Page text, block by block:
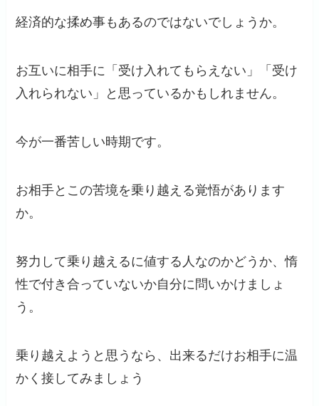
経済的な揉め事もあるのではないでしょうか。
お互いに相手に「受け入れてもらえない」「受け
入れられない」と思っているかもしれません。
今が一番苦しい時期です。
お相手とこの苦境を乗り越える覚悟があります
か。
努力して乗り越えるに値する人なのかどうか、惰
性で付き合っていないか自分に問いかけましょ
う。
乗り越えようと思うなら、出来るだけお相手に温
かく接してみましょう